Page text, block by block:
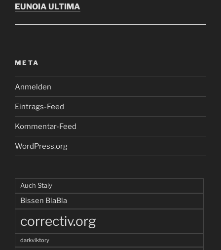
EUNOIA ULTIMA
META
Anmelden
Eintrags-Feed
Kommentar-Feed
WordPress.org
Auch Staiy
Bissen BlaBla
correctiv.org
darkviktory